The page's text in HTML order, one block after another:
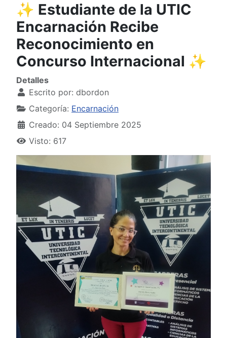
✨ Estudiante de la UTIC
Encarnación Recibe
Reconocimiento en
Concurso Internacional ✨
Detalles
Escrito por: dbordon
Categoría: Encarnación
Creado: 04 Septiembre 2025
Visto: 617